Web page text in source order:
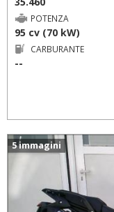
POTENZA
95 cv (70 kW)
CARBURANTE
--
5 immagini